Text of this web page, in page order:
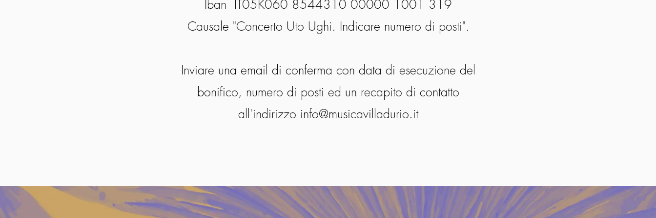
Iban IT05K060 8544310 00000 1001 319
Causale "Concerto Uto Ughi. Indicare numero di posti".
Inviare una email di conferma con data di esecuzione del
bonifico, numero di posti ed un recapito di contatto
all'indirizzo info@musicavilladurio.it